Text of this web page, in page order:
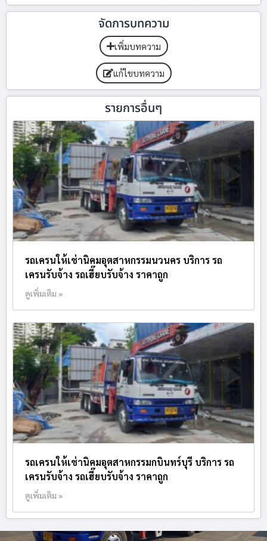
จัดการบทความ
เพิ่มบทความ
แก้ไขบทความ
รายการอื่นๆ
รถเครนให้เช่านิคมอุตสาหกรรมนวนคร บริการ รถ
เครนรับจ้าง รถเฮี๊ยบรับจ้าง ราคาถูก
ดูเพิ่มเติม »
รถเครนให้เช่านิคมอุตสาหกรรมกบินทร์บุรี บริการ รถ
เครนรับจ้าง รถเฮี๊ยบรับจ้าง ราคาถูก
ดูเพิ่มเติม »